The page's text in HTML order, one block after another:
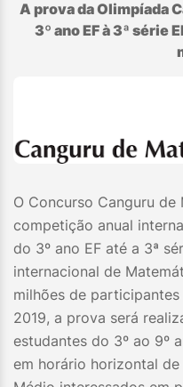
A prova da Olimpíada
3º ano EF à 3ª série
O Concurso Canguru de
competição anual
do 3º ano EF até a 3ª
internacional de
milhões de
2019, a prova será
estudantes do 3º ao 9º
em horário horizontal